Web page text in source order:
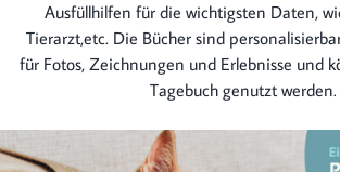
Ausfüllhilfen für die wichtigsten Daten,
Tierarzt,etc. Die Bücher sind
für Fotos, Zeichnungen und Erlebnisse und
Tagebuch genutzt werden.